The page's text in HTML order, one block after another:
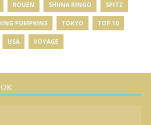
ROUEN SHIINA RINGO SPITZ
PUMPKINS TOKYO TOP 10
USA VOYAGE